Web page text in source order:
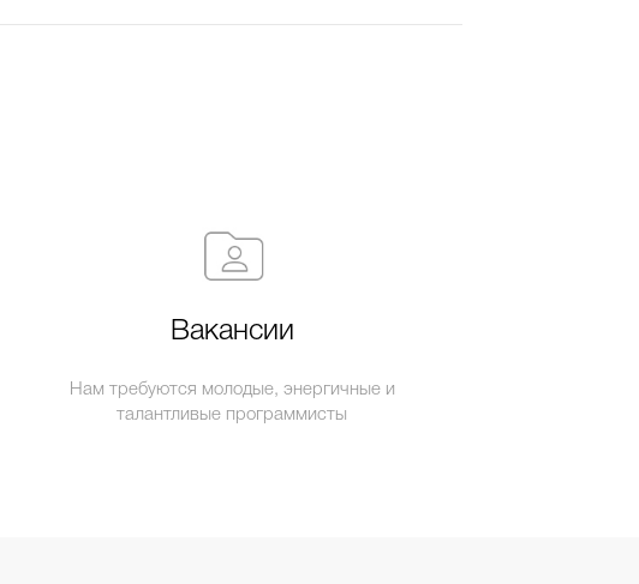
Вакансии
Нам требуются молодые, энергичные и
талантливые программисты